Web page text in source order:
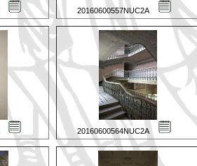
20160600557NUC2A
20160600564NUC2A